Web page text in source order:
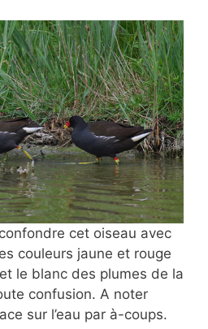
cet oiseau avec
couleurs jaune et rouge
le blanc des plumes de la
confusion. A noter
sur l’eau par à-coups.